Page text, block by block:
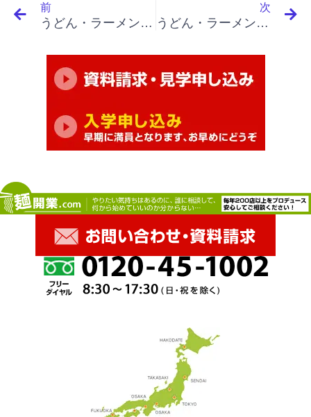
前
うどん・ラーメン・そば屋開業・繁盛店を目指す｜名言集 ６ 豊田佐吉
次
うどん・ラーメン・そば屋開業を目指すあなたへ｜名言集 ８-1 黒田如水（黒田官兵衛）